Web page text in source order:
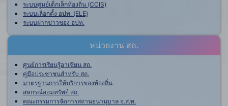
ระบบศูนย์เด็กเล็กท้องถิ่น (CCIS)
ระบบเลือกตั้ง อปท. (ELE)
ระบบฝากข่าวของ อปท.
หน่วยงาน สถ.
ศูนย์การเรียนรู้อาเซียน สถ.
คู่มือประชาชนสำหรับ สถ.
มาตรฐานการให้บริการของท้องถิ่น
สหกรณ์ออมทรัพย์ สถ.
คณะกรรมการจัดการสถานธนานุบาล จ.ส.ท.